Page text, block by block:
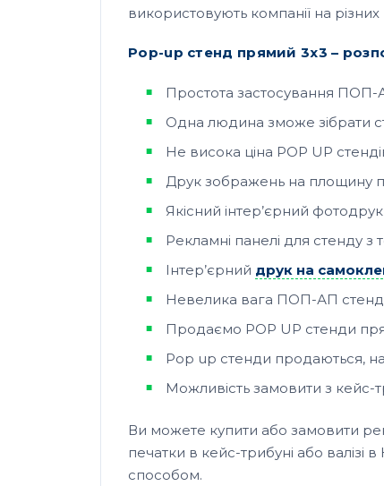
використовують компанії на різних
Pop-up стенд прямий 3х3 –
Простота застосування ПОП-
Одна людина зможе зібрати
Не висока ціна POP UP
Друк зображень на площину
Якісний інтер’єрний фотодрук
Рекламні панелі для стенду з
Інтер’єрний друк на
Невелика вага ПОП-АП
Продаємо POP UP стенди
Pop up стенди продаються,
Можливість замовити з кейс-
Ви можете купити або замовити
печатки в кейс-трибуні або
способом.